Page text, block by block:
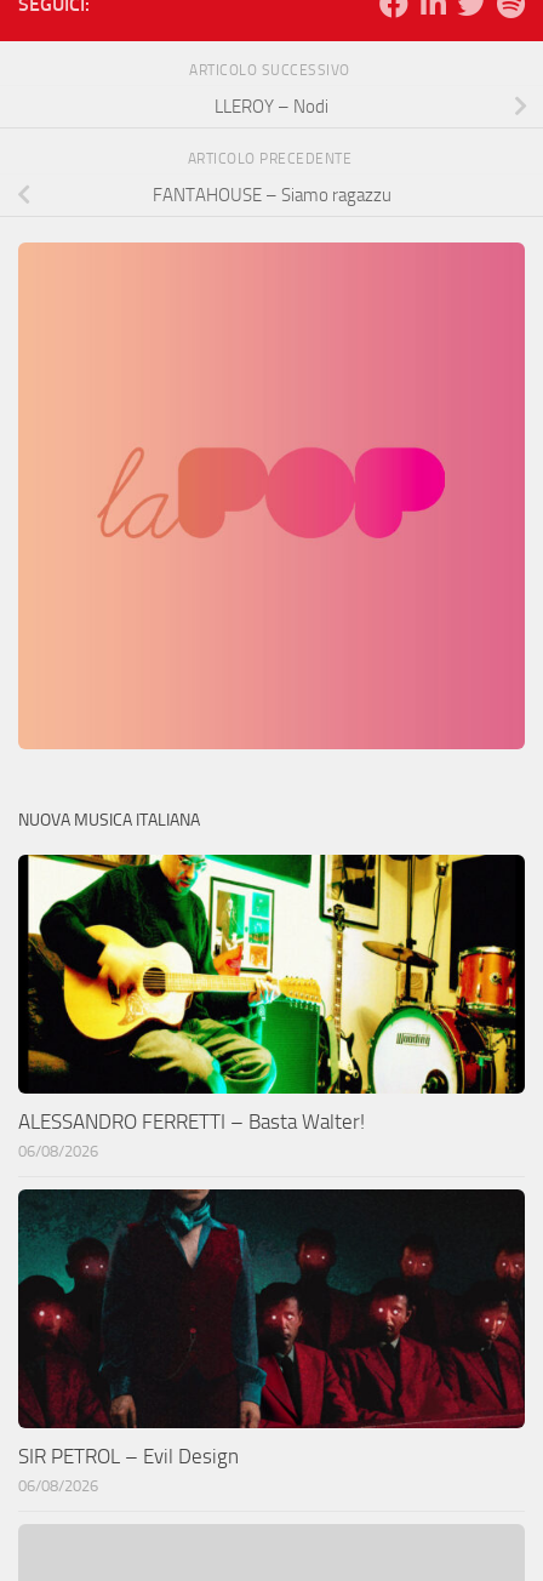
ARTICOLO SUCCESSIVO
LLEROY – Nodi
ARTICOLO PRECEDENTE
FANTAHOUSE – Siamo ragazzu
NUOVA MUSICA ITALIANA
ALESSANDRO FERRETTI – Basta Walter!
06/08/2026
SIR PETROL – Evil Design
06/08/2026